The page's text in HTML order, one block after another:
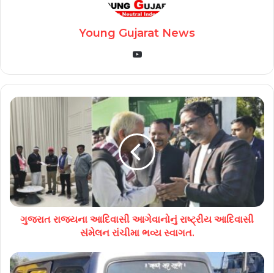
Young Gujarat News
YouTube
ગુજરાત રાજયના આદિવાસી આગેવાનોનું રાષ્ટ્રીય આદિવાસી
સંમેલન રાંચીમા ભવ્ય સ્વાગત.